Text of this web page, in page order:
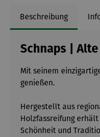
Beschreibung
Schnaps |
Mit seinem
genießen.
Hergestellt aus
Holzfassreifung
Schönheit und